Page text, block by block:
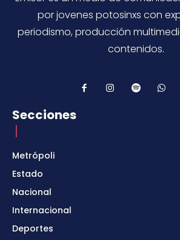
por jovenes potosinxs con
periodismo, producción
contenidos.
Secciones
Metrópoli
Estado
Nacional
Internacional
Deportes